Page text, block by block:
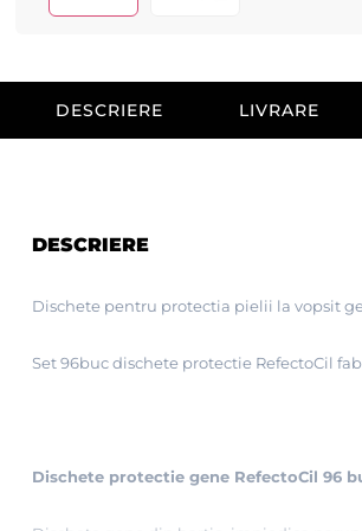
DESCRIERE LIVRARE
DESCRIERE
Dischete pentru protectia pielii la vopsit
Set 96buc dischete protectie RefectoCil
Dischete protectie gene RefectoCil 96